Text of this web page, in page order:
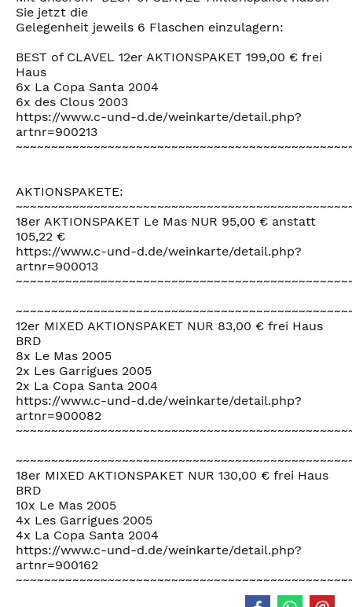
Sie jetzt die
Gelegenheit jeweils 6 Flaschen einzulagern:
BEST of CLAVEL 12er AKTIONSPAKET 199,00 € frei
Haus
6x La Copa Santa 2004
6x des Clous 2003
https://www.c-und-d.de/weinkarte/detail.php?
artnr=900213
AKTIONSPAKETE:
18er AKTIONSPAKET Le Mas NUR 95,00 € anstatt
105,22 €
https://www.c-und-d.de/weinkarte/detail.php?
artnr=900013
12er MIXED AKTIONSPAKET NUR 83,00 € frei Haus
BRD
8x Le Mas 2005
2x Les Garrigues 2005
2x La Copa Santa 2004
https://www.c-und-d.de/weinkarte/detail.php?
artnr=900082
18er MIXED AKTIONSPAKET NUR 130,00 € frei Haus
BRD
10x Le Mas 2005
4x Les Garrigues 2005
4x La Copa Santa 2004
https://www.c-und-d.de/weinkarte/detail.php?
artnr=900162